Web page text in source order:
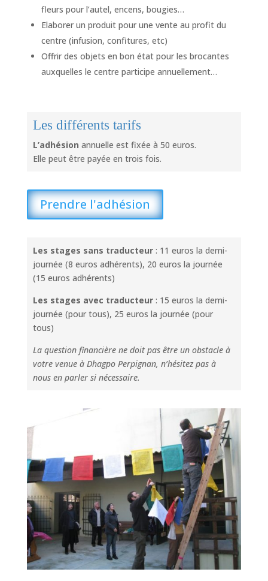
fleurs pour l’autel, encens, bougies…
Elaborer un produit pour une vente au profit du
centre (infusion, confitures, etc)
Offrir des objets en bon état pour les brocantes
auxquelles le centre participe annuellement…
Les différents tarifs
L’adhésion annuelle est fixée à 50 euros.
Elle peut être payée en trois fois.
Prendre l'adhésion
Les stages sans traducteur: 11 euros la demi-
journée (8 euros adhérents), 20 euros la journée
(15 euros adhérents)
Les stages avec traducteur: 15 euros la demi-
journée (pour tous), 25 euros la journée (pour
tous)
La question financière ne doit pas être un obstacle à
votre venue à DhagpoPerpignan, n’hésitez pas à
nous en parler si nécessaire.